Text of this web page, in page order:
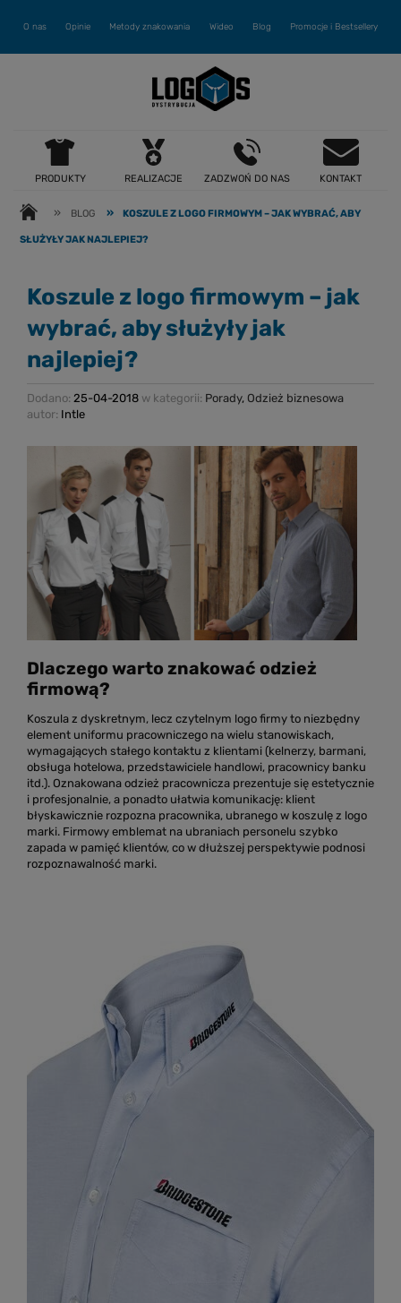
O nas Opinie Metody znakowania Wideo Blog Promocje i Bestsellery
PRODUKTY REALIZACJE ZADZWOŃ DO NAS KONTAKT
» BLOG » KOSZULE Z LOGO FIRMOWYM – JAK WYBRAĆ, ABY
SŁUŻYŁY JAK NAJLEPIEJ?
Koszule z logo firmowym – jak
wybrać, aby służyły jak
najlepiej?
Dodano: 25-04-2018 w kategorii: Porady, Odzież biznesowa
autor: Intle
Dlaczego warto znakować odzież
firmową?
Koszula z dyskretnym, lecz czytelnym logo firmy to niezbędny
element uniformu pracowniczego na wielu stanowiskach,
wymagających stałego kontaktu z klientami (kelnerzy, barmani,
obsługa hotelowa, przedstawiciele handlowi, pracownicy banku
itd.). Oznakowana odzież pracownicza prezentuje się estetycznie
i profesjonalnie, a ponadto ułatwia komunikację: klient
błyskawicznie rozpozna pracownika, ubranego w koszulę z logo
marki. Firmowy emblemat na ubraniach personelu szybko
zapada w pamięć klientów, co w dłuższej perspektywie podnosi
rozpoznawalność marki.